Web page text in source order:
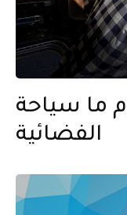
ما سياحة
الفضائية